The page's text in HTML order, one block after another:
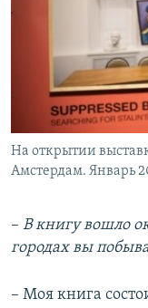
На открытии
Амстердам. Январь
–​ В книгу вошло
городах вы
– Моя книга